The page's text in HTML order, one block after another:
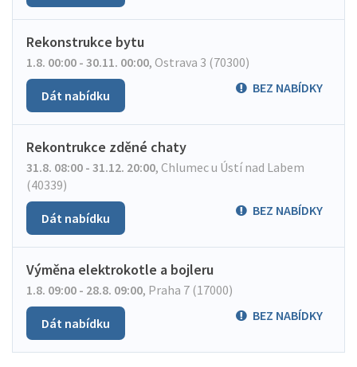
Rekonstrukce bytu
1.8. 00:00 - 30.11. 00:00, Ostrava 3 (70300)
BEZ NABÍDKY
Dát nabídku
Rekontrukce zděné chaty
31.8. 08:00 - 31.12. 20:00, Chlumec u Ústí nad Labem
(40339)
BEZ NABÍDKY
Dát nabídku
Výměna elektrokotle a bojleru
1.8. 09:00 - 28.8. 09:00, Praha 7 (17000)
BEZ NABÍDKY
Dát nabídku